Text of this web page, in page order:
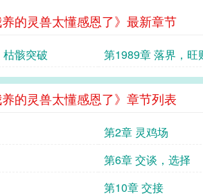
养的灵兽太懂感恩了》最新章节
骸突破 第1989章 落界，旺
养的灵兽太懂感恩了》章节列表
第2章 灵鸡场
第6章 交谈，选择
第10章 交接